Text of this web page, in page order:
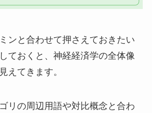
ンと合わせて押さえておきたい
ておくと、神経経済学の全体像
えてきます。
リの周辺用語や対比概念と合わ